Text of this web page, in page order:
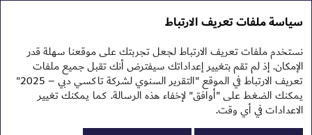
التقرير السنوي 2025
تقرير الاستدامة 2025
هيكل حوكمة شركة تاكسي
دبي
سياسة ملفات تعريف الارتباط
نستخدم ملفات تعريف الارتباط لجعل تجربتك على موقعنا سهلة قدر
الإمكان. إذ لم تقم بتغيير إعداداتك سيفترض أنك تقبل جميع ملفات
تعريف الارتباط في الموقع "التقرير السنوي لشركة تاكسي دبي – 2025"
يمكنك الضغط على "أوافق" لإخفاء هذه الرسالة. كما يمكنك تغيير
الاعدادات في أي وقت.